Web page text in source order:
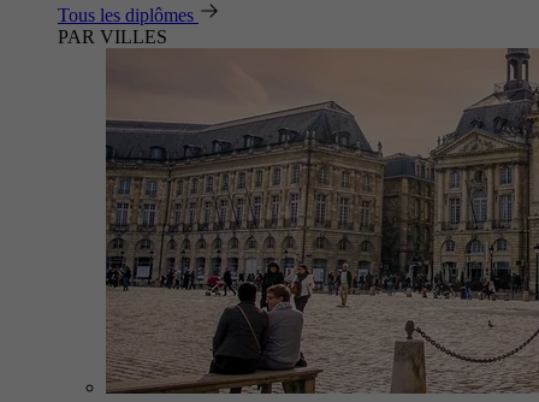
Tous les diplômes
PAR VILLES